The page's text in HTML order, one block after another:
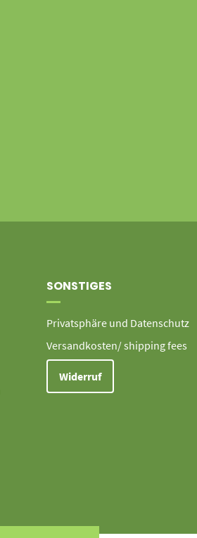
SONSTIGES
Privatsphäre und Datenschutz
Versandkosten/ shipping fees
Widerruf